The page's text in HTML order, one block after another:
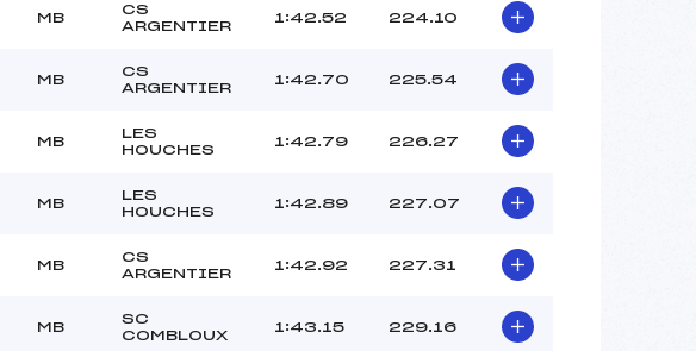
MB
CS
ARGENTIER
1:42.52 224.10
MB
CS
ARGENTIER
1:42.70 225.54
MB
LES
HOUCHES
1:42.79 226.27
MB
LES
HOUCHES
1:42.89 227.07
MB
CS
ARGENTIER
1:42.92 227.31
MB
SC
COMBLOUX
1:43.15 229.16